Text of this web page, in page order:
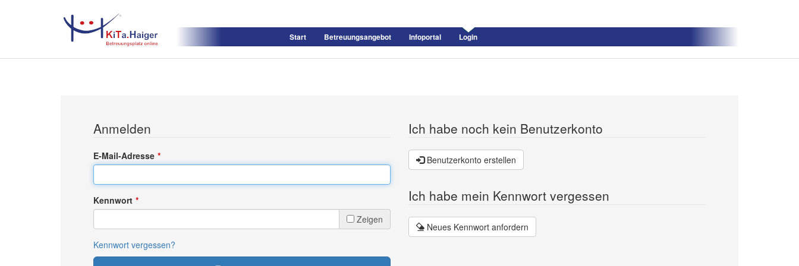
Start Betreuungsangebot Infoportal Login
Anmelden
E-Mail-Adresse
Kennwort
Zeigen
Kennwort vergessen?
Ich habe noch kein Benutzerkonto
Benutzerkonto erstellen
Ich habe mein Kennwort vergessen
Neues Kennwort anfordern